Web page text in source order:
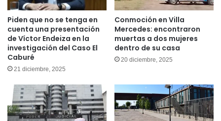
Piden que no se tenga en
cuenta una presentación
de Víctor Endeiza en la
investigación del Caso El
Caburé
21 diciembre, 2025
Conmoción en Villa
Mercedes: encontraron
muertas a dos mujeres
dentro de su casa
20 diciembre, 2025